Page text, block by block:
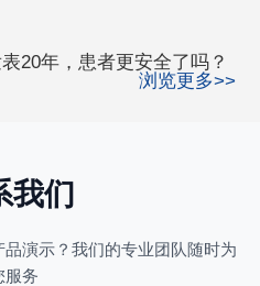
表20年，患者更安全了吗？
浏览更多>>
我们
演示？我们的专业团队随时为
服务